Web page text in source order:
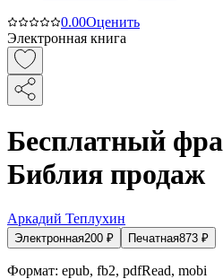
0.00Оценить
Электронная книга
Бесплатный
Библия продаж
Аркадий Теплухин
Электронная200 ₽ Печатная873 ₽
Формат: epub, fb2, pdfRead, mobi